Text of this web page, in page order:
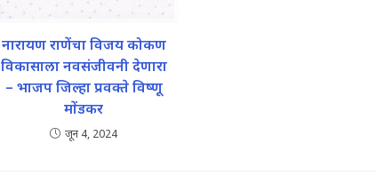
नारायण राणेंचा विजय कोकण
विकासाला नवसंजीवनी देणारा
– भाजप जिल्हा प्रवक्ते विष्णू
मोंडकर
जून 4, 2024